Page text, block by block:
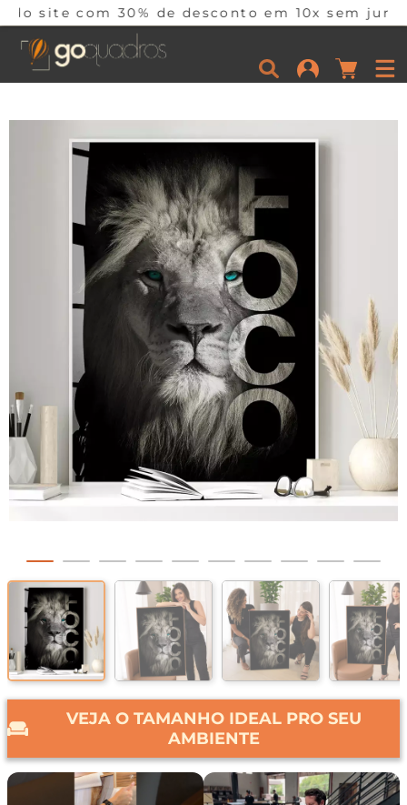
30% de desconto em 10x sem juros somente
VEJA O TAMANHO IDEAL PRO SEU
AMBIENTE